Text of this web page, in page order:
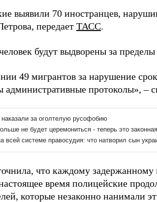
выявили 70 иностранцев,
передает ТАСС.
будут выдворены за
49 мигрантов за нарушение
административные протоколы», –
что каждому
время полицейские
которые незаконно нанимали